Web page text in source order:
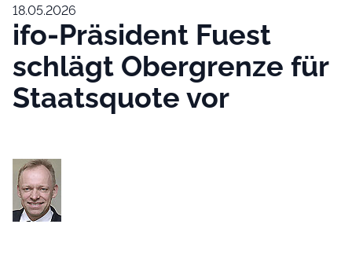
18.05.2026
ifo-Präsident Fuest
schlägt Obergrenze für
Staatsquote vor